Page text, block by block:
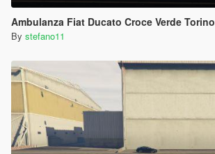
Ambulanza Fiat Ducato Croce Verde Torino
By stefano11